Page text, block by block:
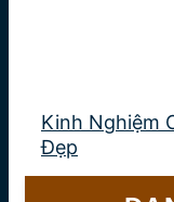
Kinh Nghiệm
Đẹp